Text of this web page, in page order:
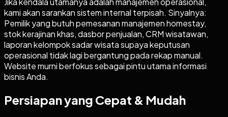
kami akan sarankan sistem internal terpisah. Sinyalnya:
Pemilik yang butuh pemesanan manajemen homestay,
stok kerajinan khas, dasbor penjualan, CRM wisatawan,
laporan kelompok sadar wisata supaya keputusan
operasional tidak lagi bergantung pada rekap manual.
Website murni berfokus sebagai pintu utama informasi
bisnis Anda.
Persiapan yang Cepat & Mudah